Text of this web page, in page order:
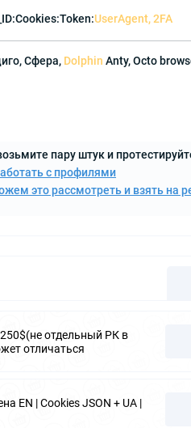
UserAgent, 2FA
Сфера, Dolphin Anty, Octo
пару штук и
с профилями
это рассмотреть и взять на
отдельный РК в
отличаться
EN | Cookies JSON + UA |